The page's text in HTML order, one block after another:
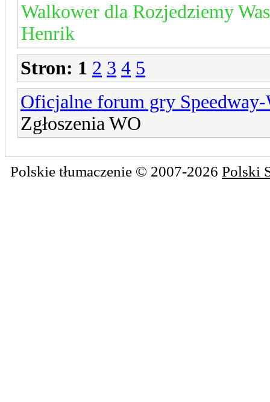
Walkower dla Rozjedziemy
Henrik
Stron: 1 2 3 4 5
Oficjalne forum gry
Zgłoszenia WO
Polskie tłumaczenie © 2007-2026 Polski